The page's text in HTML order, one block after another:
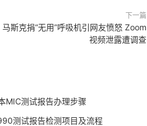
下一篇
斯克捐“无用”呼吸机引网友愤怒 Zoom
视频泄露遭调查
MIC测试报告办理步骤
测试报告检测项目及流程